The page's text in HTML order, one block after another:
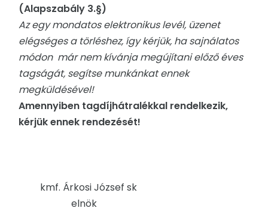
(Alapszabály 3.§)
Az egy mondatos elektronikus levél, üzenet
elégséges a törléshez, így kérjük, ha sajnálatos
módon már nem kívánja megújítani előző éves
tagságát, segítse munkánkat ennek
megküldésével!
Amennyiben tagdíjhátralékkal rendelkezik,
kérjük ennek rendezését!
kmf. Árkosi József sk
elnök